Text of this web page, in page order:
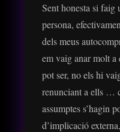
Sent honesta si faig
persona,
dels meus
em vaig anar molt a
pot ser, no els hi
renunciant a ells …
assumptes s’hagin
d’implicació